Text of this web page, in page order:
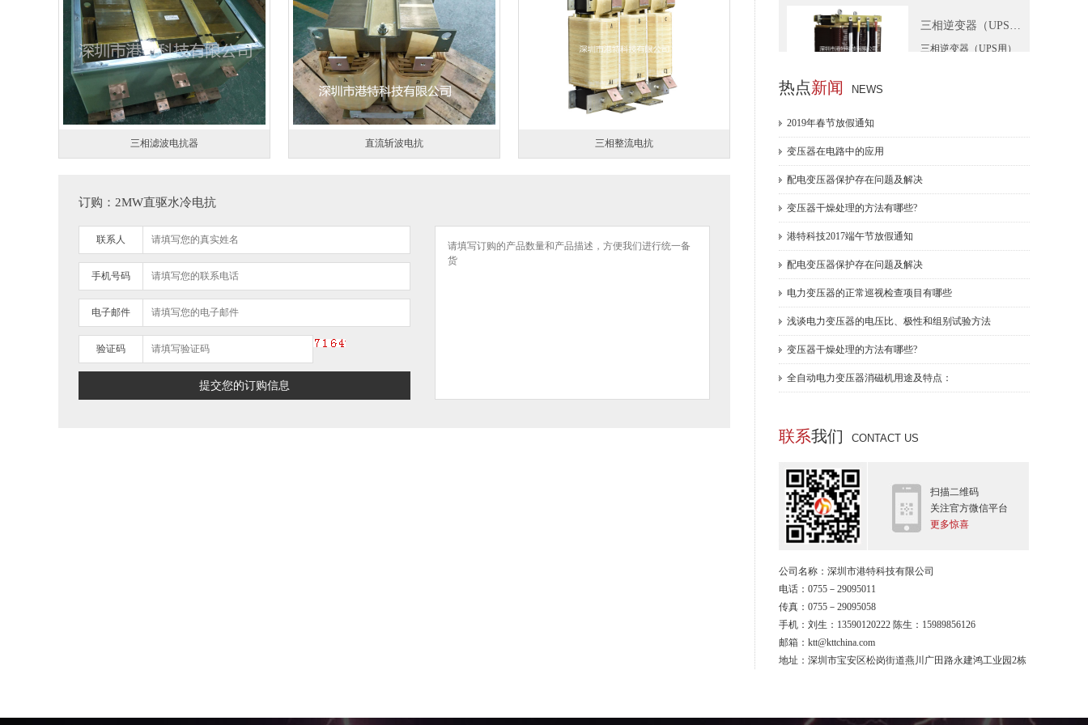
三相滤波电抗器 直流斩波电抗 三相整流电抗
订购：2MW直驱水冷电抗
联系人
手机号码
电子邮件
验证码
三相整流电抗
三相整流电抗器
三相滤波电抗器
热点新闻 NEWS
2019年春节放假通知
变压器在电路中的应用
配电变压器保护存在问题及解决
变压器干燥处理的方法有哪些?
港特科技2017端午节放假通知
配电变压器保护存在问题及解决
电力变压器的正常巡视检查项目有哪些
浅谈电力变压器的电压比、极性和组别试验方法
变压器干燥处理的方法有哪些?
全自动电力变压器消磁机用途及特点：
联系我们 CONTACT US
扫描二维码
关注官方微信平台
更多惊喜
公司名称：深圳市港特科技有限公司
电话：0755－29095011
传真：0755－29095058
手机：刘生：13590120222 陈生：15989856126
邮箱：ktt@kttchina.com
地址：深圳市宝安区松岗街道燕川广田路永建鸿工业园2栋